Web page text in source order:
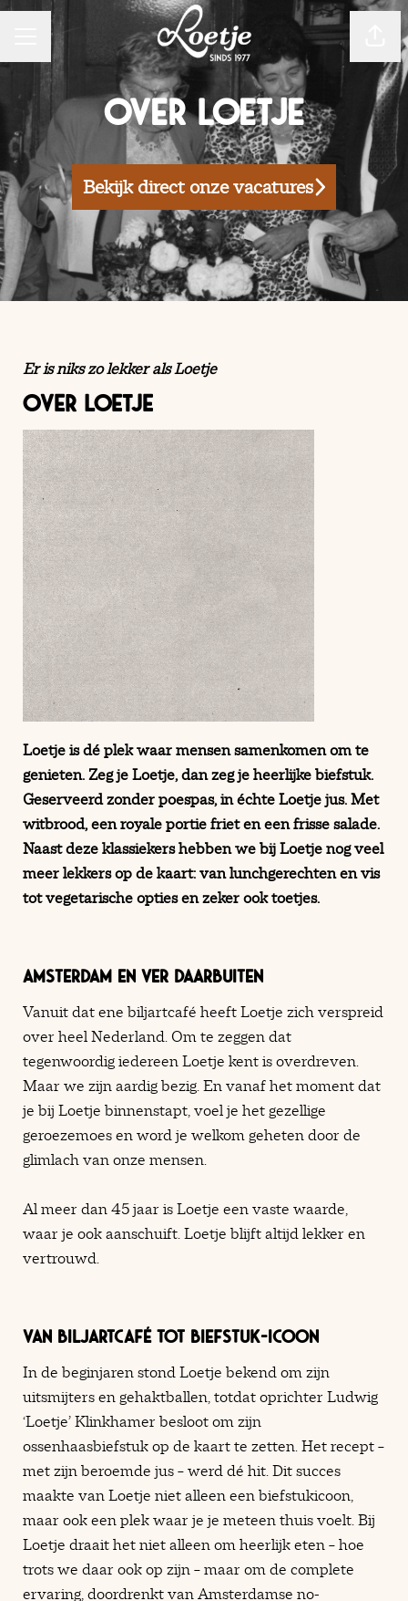
CARRIÈREMENU
Over Loetje
Bekijk direct onze vacatures
Er is niks zo lekker als Loetje
OVER LOETJE
Loetje is dé plek waar mensen samenkomen om te
genieten. Zeg je Loetje, dan zeg je heerlijke biefstuk.
Geserveerd zonder poespas, in échte Loetje jus. Met
witbrood, een royale portie friet en een frisse salade.
Naast deze klassiekers hebben we bij Loetje nog veel
meer lekkers op de kaart: van lunchgerechten en vis
tot vegetarische opties en zeker ook toetjes.
AMSTERDAM EN VER DAARBUITEN
Vanuit dat ene biljartcafé heeft Loetje zich verspreid
over heel Nederland. Om te zeggen dat
tegenwoordig iedereen Loetje kent is overdreven.
Maar we zijn aardig bezig. En vanaf het moment dat
je bij Loetje binnenstapt, voel je het gezellige
geroezemoes en word je welkom geheten door de
glimlach van onze mensen.
Al meer dan 45 jaar is Loetje een vaste waarde,
waar je ook aanschuift. Loetje blijft altijd lekker en
vertrouwd.
VAN BILJARTCAFÉ TOT BIEFSTUK-ICOON
In de beginjaren stond Loetje bekend om zijn
uitsmijters en gehaktballen, totdat oprichter Ludwig
‘Loetje’ Klinkhamer besloot om zijn
ossenhaasbiefstuk op de kaart te zetten. Het recept –
met zijn beroemde jus – werd dé hit. Dit succes
maakte van Loetje niet alleen een biefstukicoon,
maar ook een plek waar je je meteen thuis voelt. Bij
Loetje draait het niet alleen om heerlijk eten – hoe
trots we daar ook op zijn – maar om de complete
ervaring, doordrenkt van Amsterdamse no-